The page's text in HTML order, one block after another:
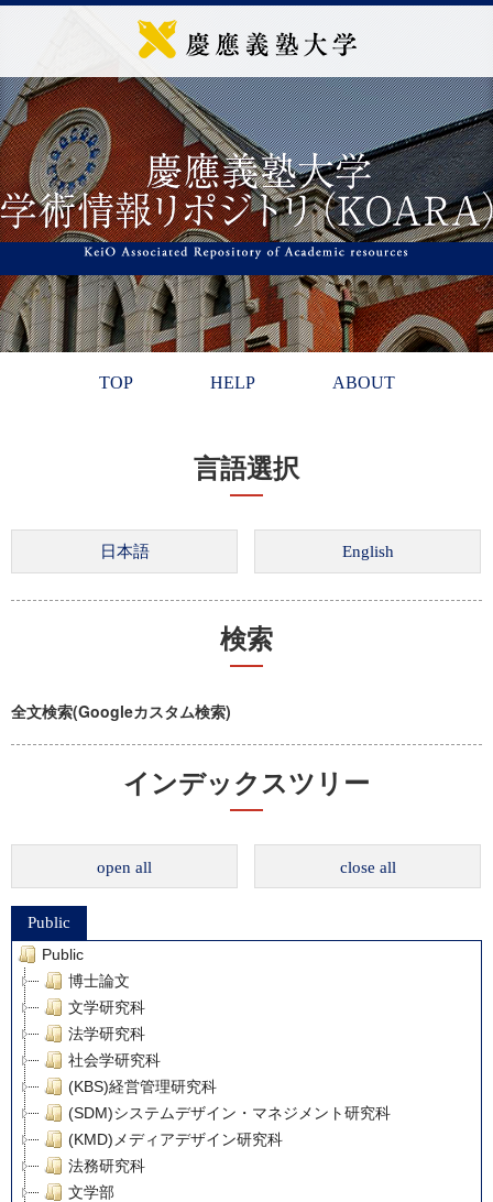
TOP HELP ABOUT
言語選択
検索
全文検索(Googleカスタム検索)
インデックスツリー
open all close all
Public
Public
博士論文
文学研究科
法学研究科
社会学研究科
(KBS)経営管理研究科
(SDM)システムデザイン・マネジメント研究科
(KMD)メディアデザイン研究科
法務研究科
文学部